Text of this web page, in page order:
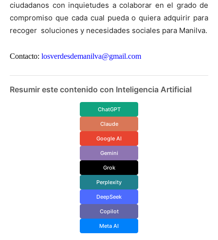
ciudadanos con inquietudes a colaborar en el grado de
compromiso que cada cual pueda o quiera adquirir para
recoger soluciones y necesidades sociales para Manilva.
Contacto: losverdesdemanilva@gmail.com
Resumir este contenido con Inteligencia Artificial
ChatGPT
Claude
Google AI
Gemini
Grok
Perplexity
DeepSeek
Copilot
Meta AI